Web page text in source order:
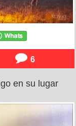
6
en su lugar